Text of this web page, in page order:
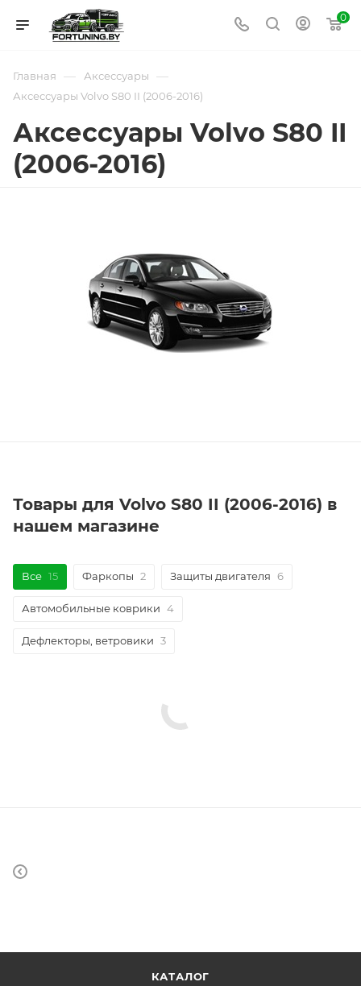
0
Главная — Аксессуары —
Аксессуары Volvo S80 II (2006-2016)
Аксессуары Volvo S80 II
(2006-2016)
Товары для Volvo S80 II (2006-2016) в
нашем магазине
Все 15 Фаркопы 2 Защиты двигателя 6
Автомобильные коврики 4
Дефлекторы, ветровики 3
КАТАЛОГ